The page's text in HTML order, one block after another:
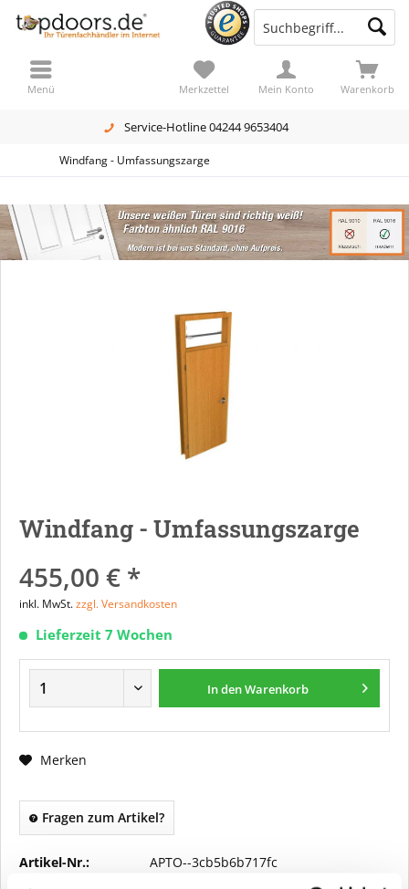
Service-Hotline 04244 9653404
Warenkorb
Merkzettel Mein Konto
Menü
Windfang - Umfassungszarge
Windfang - Umfassungszarge
455,00 € *
inkl. MwSt.zzgl. Versandkosten
Lieferzeit 7 Wochen
In denWarenkorb
Merken
Fragen zum Artikel?
Artikel-Nr.: APTO--3cb5b6b717fc